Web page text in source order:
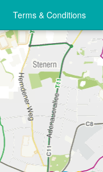
Terms & Conditions